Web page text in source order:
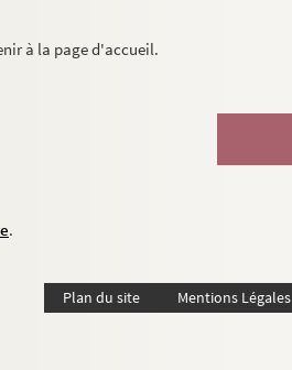
à la page d'accueil.
.
Plan du site Mentions Légales